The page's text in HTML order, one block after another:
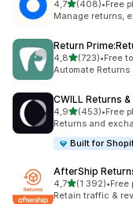
4,7av 5 stjerner
(408)
Totalt 408 omtaler
•Free
Manage returns,
Return
4,8av 5 stjerner
(723)
Totalt 723 omtaler
•Free
Automate Returns
CWILL Returns
4,9av 5 stjerner
(453)
Totalt 453 omtaler
•Free
Returns and
Built for
AfterShip
4,7av 5 stjerner
(1 392)
Totalt 1392 omtaler
•Free
Retain traffic &